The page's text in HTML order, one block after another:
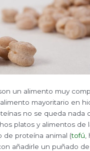
un alimento muy
mayoritario en
no se queda nada
platos y alimentos de
de proteína animal (tofú
añadirle un puñado